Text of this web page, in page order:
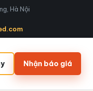
Hà Nội
Nhận báo giá